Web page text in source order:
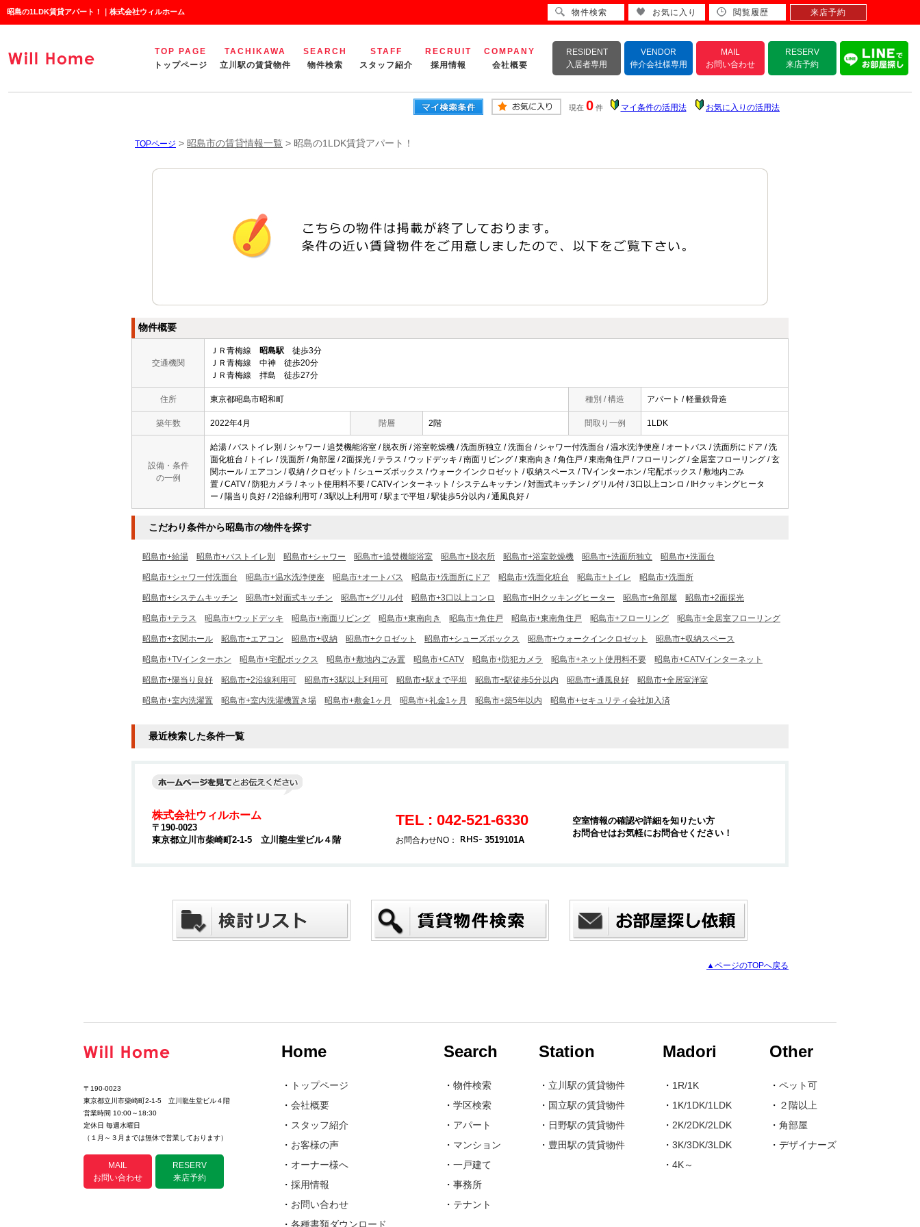
昭島の1LDK賃貸アパート！｜株式会社ウィルホーム
TOP PAGE
トップページ
TACHIKAWA
立川駅の賃貸物件
SEARCH
物件検索
STAFF
スタッフ紹介
RECRUIT
採用情報
COMPANY
会社概要
RESIDENT
入居者専用
VENDOR
仲介会社様専用
MAIL
お問い合わせ
RESERV
来店予約
現在 0 件 マイ条件の活用法 お気に入りの活用法
TOPページ > 昭島市の賃貸情報一覧 > 昭島の1LDK賃貸アパート！
物件概要
交通機関
ＪＲ青梅線 昭島駅 徒歩3分
ＪＲ青梅線 中神 徒歩20分
ＪＲ青梅線 拝島 徒歩27分
住所 東京都昭島市昭和町 種別 / 構造 アパート / 軽量鉄骨造
築年数 2022年4月 階層 2階 間取り一例 1LDK
設備・条件
の一例
給湯 / バストイレ別 / シャワー / 追焚機能浴室 / 脱衣所 / 浴室乾燥機 / 洗面所独立 / 洗面台 / シャワー付洗面台 / 温水洗浄便座 / オートバス / 洗面所にドア / 洗
面化粧台 / トイレ / 洗面所 / 角部屋 / 2面採光 / テラス / ウッドデッキ / 南面リビング / 東南向き / 角住戸 / 東南角住戸 / フローリング / 全居室フローリング / 玄
関ホール / エアコン / 収納 / クロゼット / シューズボックス / ウォークインクロゼット / 収納スペース / TVインターホン / 宅配ボックス / 敷地内ごみ
置 / CATV / 防犯カメラ / ネット使用料不要 / CATVインターネット / システムキッチン / 対面式キッチン / グリル付 / 3口以上コンロ / IHクッキングヒータ
ー / 陽当り良好 / 2沿線利用可 / 3駅以上利用可 / 駅まで平坦 / 駅徒歩5分以内 / 通風良好 /
こだわり条件から昭島市の物件を探す
昭島市+給湯 昭島市+バストイレ別 昭島市+シャワー 昭島市+追焚機能浴室 昭島市+脱衣所 昭島市+浴室乾燥機 昭島市+洗面所独立 昭島市+洗面台
昭島市+シャワー付洗面台 昭島市+温水洗浄便座 昭島市+オートバス 昭島市+洗面所にドア 昭島市+洗面化粧台 昭島市+トイレ 昭島市+洗面所
昭島市+システムキッチン 昭島市+対面式キッチン 昭島市+グリル付 昭島市+3口以上コンロ 昭島市+IHクッキングヒーター 昭島市+角部屋 昭島市+2面採光
昭島市+テラス 昭島市+ウッドデッキ 昭島市+南面リビング 昭島市+東南向き 昭島市+角住戸 昭島市+東南角住戸 昭島市+フローリング 昭島市+全居室フローリング
昭島市+玄関ホール 昭島市+エアコン 昭島市+収納 昭島市+クロゼット 昭島市+シューズボックス 昭島市+ウォークインクロゼット 昭島市+収納スペース
昭島市+TVインターホン 昭島市+宅配ボックス 昭島市+敷地内ごみ置 昭島市+CATV 昭島市+防犯カメラ 昭島市+ネット使用料不要 昭島市+CATVインターネット
昭島市+陽当り良好 昭島市+2沿線利用可 昭島市+3駅以上利用可 昭島市+駅まで平坦 昭島市+駅徒歩5分以内 昭島市+通風良好 昭島市+全居室洋室
昭島市+室内洗濯置 昭島市+室内洗濯機置き場 昭島市+敷金1ヶ月 昭島市+礼金1ヶ月 昭島市+築5年以内 昭島市+セキュリティ会社加入済
最近検索した条件一覧
株式会社ウィルホーム
〒190-0023
東京都立川市柴崎町2-1-5 立川龍生堂ビル４階
TEL : 042-521-6330
お問合わせNO： 3519101A
空室情報の確認や詳細を知りたい方
お問合せはお気軽にお問合せください！
▲ページのTOPへ戻る
〒190-0023
東京都立川市柴崎町2-1-5 立川龍生堂ビル４階
営業時間 10:00～18:30
定休日 毎週水曜日
（１月～３月までは無休で営業しております）
MAIL
お問い合わせ
RESERV
来店予約
Home
・
トップページ
・ 会社概要
・ スタッフ紹介
・ お客様の声
・ オーナー様へ
・ 採用情報
・ お問い合わせ
・ 各種書類ダウンロード
Search
・ 物件検索
・ 学区検索
・ アパート
・ マンション
・ 一戸建て
・ 事務所
・ テナント
Station
・ 立川駅の賃貸物件
・ 国立駅の賃貸物件
・ 日野駅の賃貸物件
・ 豊田駅の賃貸物件
Madori
・ 1R/1K
・ 1K/1DK/1LDK
・ 2K/2DK/2LDK
・ 3K/3DK/3LDK
・ 4K～
Other
・ ペット可
・ ２階以上
・ 角部屋
・ デザイナーズ
物件検索 お気に入り 閲覧履歴 来店予約